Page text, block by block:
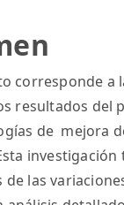
corresponde a
resultados del
de mejora
de las